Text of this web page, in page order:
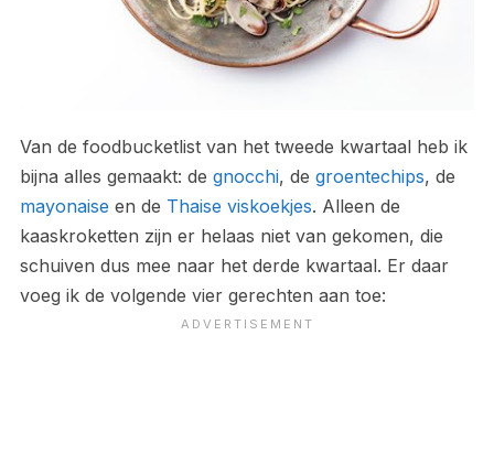
Van de foodbucketlist van het tweede kwartaal heb ik
bijna alles gemaakt: de gnocchi, de groentechips, de
mayonaise en de Thaise viskoekjes. Alleen de
kaaskroketten zijn er helaas niet van gekomen, die
schuiven dus mee naar het derde kwartaal. Er daar
voeg ik de volgende vier gerechten aan toe: